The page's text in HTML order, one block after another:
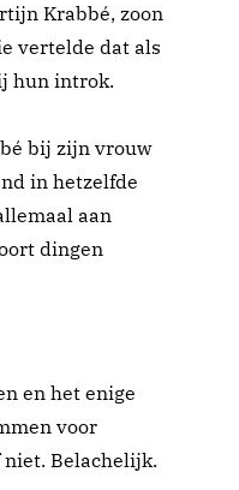
Krabbé, zoon
vertelde dat als
hun introk.
bij zijn vrouw
in hetzelfde
aan
dingen
en het enige
voor
Belachelijk.